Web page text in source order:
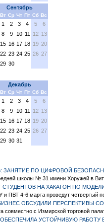
Сентябрь
Вт Ср Чт Пт Сб Вс
1 2 3 4 5
6
8 9 10 11 12 13
15 16 17 18 19 20
22 23 24 25 26 27
29 30
Декабрь
Вт Ср Чт Пт Сб Вс
1 2 3 4 5
6
8 9 10 11 12 13
15 16 17 18 19 20
22 23 24 25 26 27
29 30 31
ЗАНЯТИЕ ПО ЦИФРОВОЙ
школы № 31 имени Хоружей в
СТУДЕНТОВ НА ХАКАТОН ПО
ПВТ 4-6 марта проведут четвертый по
ОБСУДИЛИ ПЕРСПЕКТИВЫ
совместно с Измирской торговой
УСТОЙЧИВУЮ РАБОТУ В